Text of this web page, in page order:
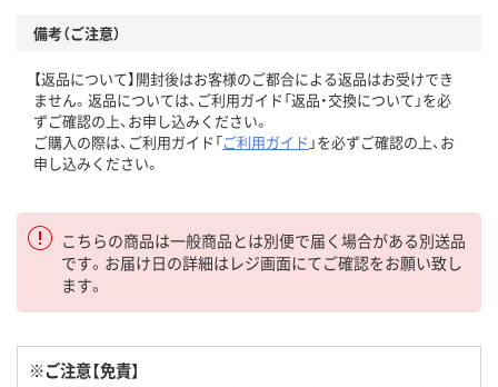
備考（ご注意）
【返品について】開封後はお客様のご都合による返品はお受けでき
ません。返品については、ご利用ガイド「返品・交換について」を必
ずご確認の上、お申し込みください。
ご購入の際は、ご利用ガイド「ご利用ガイド 」を必ずご確認の上、お
申し込みください。
こちらの商品は一般商品とは別便で届く場合がある別送品
です。お届け日の詳細はレジ画面にてご確認をお願い致し
ます。
※ご注意【免責】